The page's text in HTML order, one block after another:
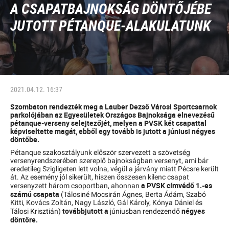
A CSAPATBAJNOKSÁG DÖNTŐJÉBE
JUTOTT PÉTANQUE-ALAKULATUNK
2021.04.12. 16:37
Szombaton rendezték meg a Lauber Dezső Városi Sportcsarnok
parkolójában az Egyesületek Országos Bajnoksága elnevezésű
pétanque-verseny selejtezőjét, melyen a PVSK két csapattal
képviseltette magát, ebből egy tovább is jutott a júniusi négyes
döntőbe.
Pétanque szakosztályunk először szervezett a szövetség
versenyrendszerében szereplő bajnokságban versenyt, ami bár
eredetileg Szigligeten lett volna, végül a járvány miatt Pécsre került
át. Az esemény jól sikerült, hiszen összesen kilenc csapat
versenyzett három csoportban, ahonnan a PVSK címvédő 1.-es
számú csapata (Tálosiné Mocsirán Ágnes, Berta Ádám, Szabó
Kitti, Kovács Zoltán, Nagy László, Gál Károly, Kónya Dániel és
Tálosi Krisztián) továbbjutott a júniusban rendezendőnégyes
döntőre.